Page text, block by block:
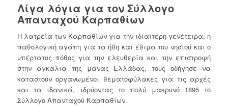
Λίγα λόγια για τον Σύλλογο
Απανταχού Καρπαθίων
Η λατρεία των Καρπαθίων για την ιδιαίτερη γενέτειρα, η
παθολογική αγάπη για τα ήθη και έθιμα του νησιού και ο
υπέρτατος πόθος για την ελευθερία και την επιστροφή
στην αγκαλιά της μάνας Ελλάδας, τους οδήγησε να
καταστούν οργανωμένοι θεματοφύλακες για τις αρχές
και τα ιδανικά, ιδρύοντας το πολύ μακρυνό 1895 το
Σύλλογο Απανταχού Καρπαθίων.